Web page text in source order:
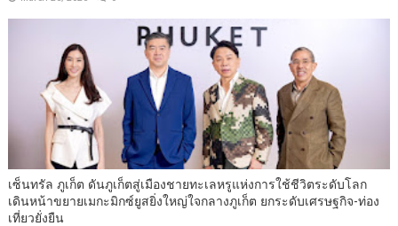
เซ็นทรัล ภูเก็ต ดันภูเก็ตสู่เมืองชายทะเลหรูแห่งการใช้ชีวิตระดับโลก
เดินหน้าขยายเมกะมิกซ์ยูสยิ่งใหญ่ใจกลางภูเก็ต ยกระดับเศรษฐกิจ-ท่อง
เที่ยวยั่งยืน